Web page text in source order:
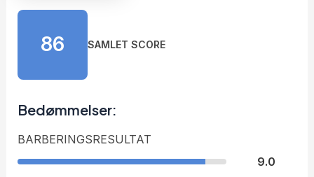
86 SAMLET SCORE
Bedømmelser:
BARBERINGSRESULTAT
9.0